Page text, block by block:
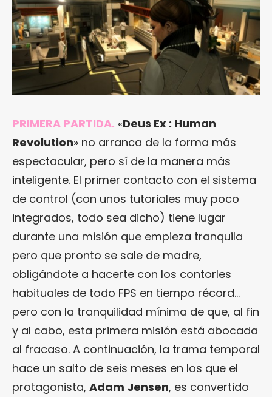
PRIMERA PARTIDA. «Deus Ex : Human
Revolution» no arranca de la forma más
espectacular, pero sí de la manera más
inteligente. El primer contacto con el sistema
de control (con unos tutoriales muy poco
integrados, todo sea dicho) tiene lugar
durante una misión que empieza tranquila
pero que pronto se sale de madre,
obligándote a hacerte con los contorles
habituales de todo FPS en tiempo récord…
pero con la tranquilidad mínima de que, al fin
y al cabo, esta primera misión está abocada
al fracaso. A continuación, la trama temporal
hace un salto de seis meses en los que el
protagonista, Adam Jensen, es convertido